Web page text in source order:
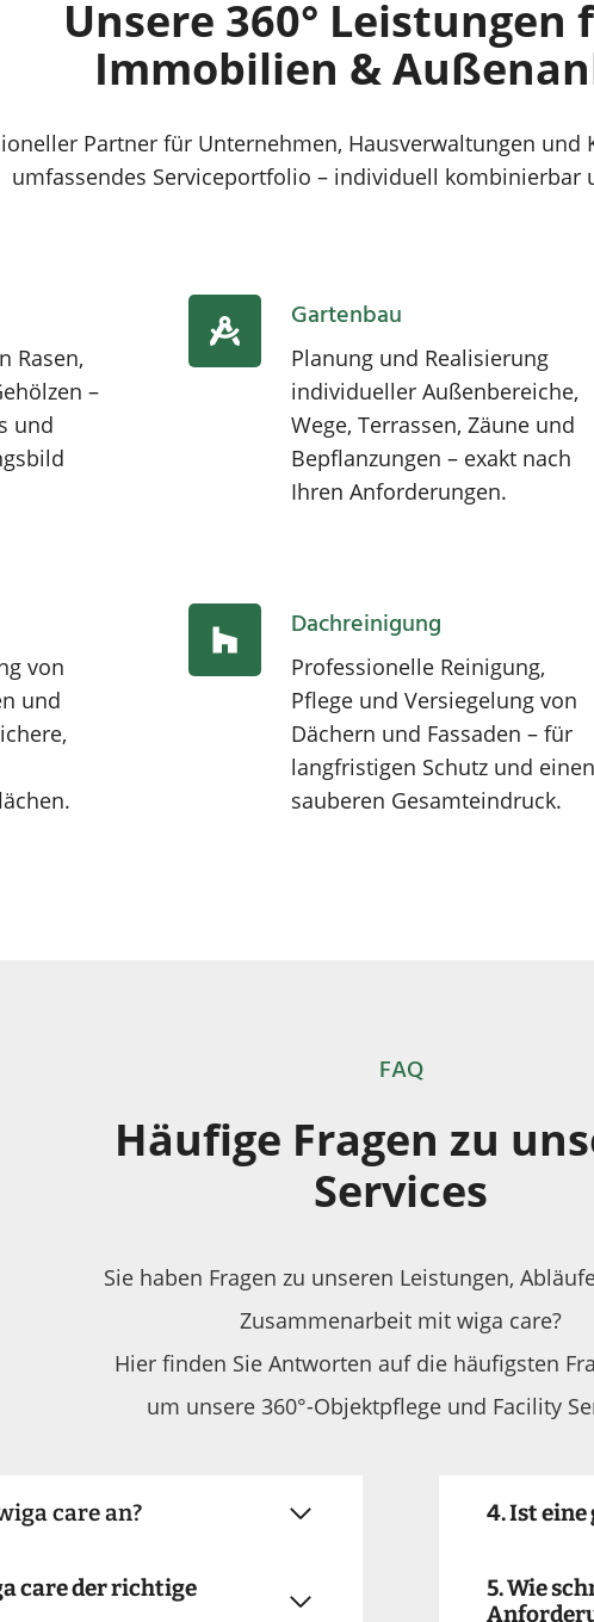
Unsere 360° Leistungen
Immobilien &
Partner für Unternehmen, Hausverwaltungen
umfassendes Serviceportfolio – individuell kombinierbar
Rasen,
–
und
Gartenbau
Planung und Realisierung
individueller Außenbereiche,
Wege, Terrassen, Zäune und
Bepflanzungen – exakt nach
Ihren Anforderungen.
von
und
Dachreinigung
Professionelle Reinigung,
Pflege und Versiegelung von
Dächern und Fassaden – für
langfristigen Schutz und einen
sauberen Gesamteindruck.
FAQ
Häufige Fragen zu
Services
Sie haben Fragen zu unseren Leistungen,
Zusammenarbeit mit wiga care?
Hier finden Sie Antworten auf die häufigsten
um unsere 360°-Objektpflege und Facility
care an?
care der richtige
4. Ist
5. Wie